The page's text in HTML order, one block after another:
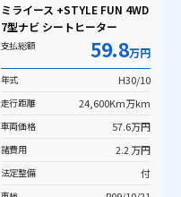
ミライース +STYLE FUN 4WD
7型ナビ シートヒーター
支払総額 59.8万円
年式 H30/10
走行距離 24,600Km万km
車両価格 57.6万円
諸費用 2.2 万円
法定整備 付